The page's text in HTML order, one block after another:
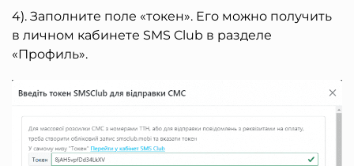
4). Заполните поле «токен». Его можно получить
в личном кабинете SMS Club в разделе
«Профиль».